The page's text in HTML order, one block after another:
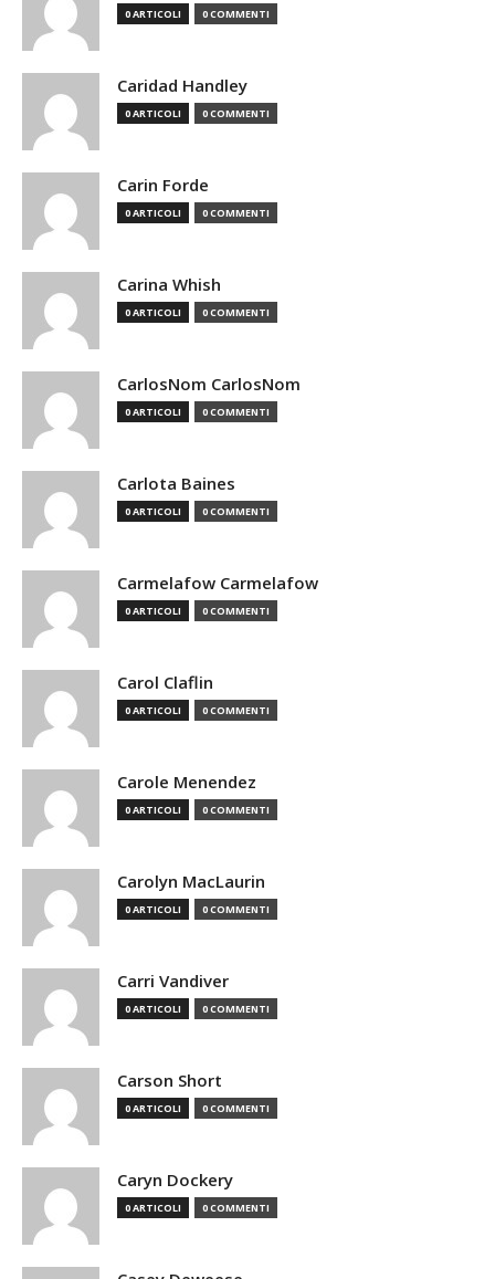
0 ARTICOLI 0 COMMENTI
Caridad Handley
0 ARTICOLI 0 COMMENTI
Carin Forde
0 ARTICOLI 0 COMMENTI
Carina Whish
0 ARTICOLI 0 COMMENTI
CarlosNom CarlosNom
0 ARTICOLI 0 COMMENTI
Carlota Baines
0 ARTICOLI 0 COMMENTI
Carmelafow Carmelafow
0 ARTICOLI 0 COMMENTI
Carol Claflin
0 ARTICOLI 0 COMMENTI
Carole Menendez
0 ARTICOLI 0 COMMENTI
Carolyn MacLaurin
0 ARTICOLI 0 COMMENTI
Carri Vandiver
0 ARTICOLI 0 COMMENTI
Carson Short
0 ARTICOLI 0 COMMENTI
Caryn Dockery
0 ARTICOLI 0 COMMENTI